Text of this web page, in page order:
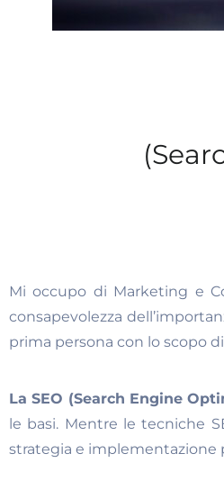
Mi occupo di Marketing e
consapevolezza
prima persona con lo scopo
La SEO (Search Engine
le basi. Mentre le tecniche
strategia e